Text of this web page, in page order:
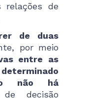
relações de
de duas
por meio
entre as
determinado
não há
decisão